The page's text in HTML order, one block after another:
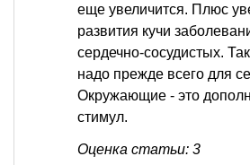
еще увеличится. Плюс
развития кучи
сердечно-сосудистых.
надо прежде всего для
Окружающие - это
стимул.
Оценка статьи: 3